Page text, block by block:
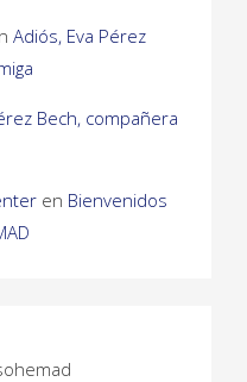
Adiós, Eva Pérez
Bech, compañera
en Bienvenidos